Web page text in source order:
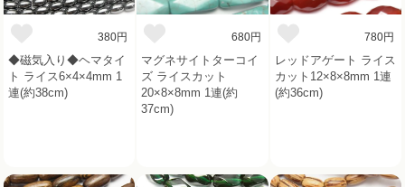
380円
◆磁気入り◆ヘマタイ
ト ライス6×4×4mm 1
連(約38cm)
680円
マグネサイトターコイ
ズ ライスカット
20×8×8mm 1連(約
37cm)
780円
レッドアゲート ライス
カット12×8×8mm 1連
(約36cm)